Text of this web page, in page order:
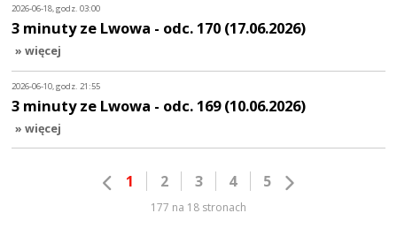
2026-06-18, godz. 03:00
3 minuty ze Lwowa - odc. 170 (17.06.2026)
» więcej
2026-06-10, godz. 21:55
3 minuty ze Lwowa - odc. 169 (10.06.2026)
» więcej
1 2 3 4 5
177 na 18 stronach